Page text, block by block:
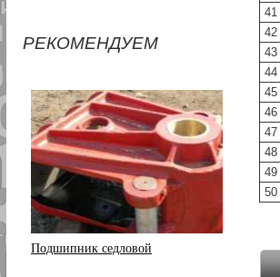
РЕКОМЕНДУЕМ
Подшипник седловой
41
42
43
44
45
46
47
48
49
50